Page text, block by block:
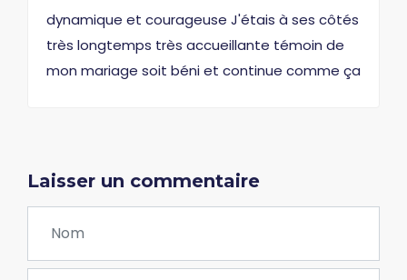
dynamique et courageuse J'étais à ses côtés
très longtemps très accueillante témoin de
mon mariage soit béni et continue comme ça
Laisser un commentaire